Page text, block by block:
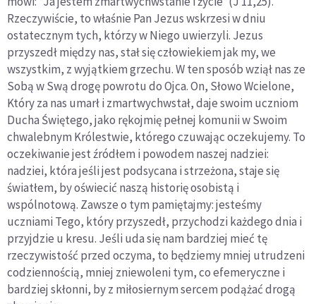
Rzeczywiście, to właśnie Pan Jezus wskrzesi w dniu
ostatecznym tych, którzy w Niego uwierzyli. Jezus
przyszedł między nas, stał się człowiekiem jak my, we
wszystkim, z wyjątkiem grzechu. W ten sposób wziął nas ze
Sobą w Swą drogę powrotu do Ojca. On, Słowo Wcielone,
Który za nas umarł i zmartwychwstał, daje swoim uczniom
Ducha Świętego, jako rękojmię pełnej komunii w Swoim
chwalebnym Królestwie, którego czuwając oczekujemy. To
oczekiwanie jest źródłem i powodem naszej nadziei:
nadziei, która jeśli jest podsycana i strzeżona, staje się
światłem, by oświecić naszą historię osobistą i
wspólnotową. Zawsze o tym pamiętajmy: jesteśmy
uczniami Tego, który przyszedł, przychodzi każdego dnia i
przyjdzie u kresu. Jeśli uda się nam bardziej mieć tę
rzeczywistość przed oczyma, to będziemy mniej utrudzeni
codziennością, mniej zniewoleni tym, co efemeryczne i
bardziej skłonni, by z miłosiernym sercem podążać drogą